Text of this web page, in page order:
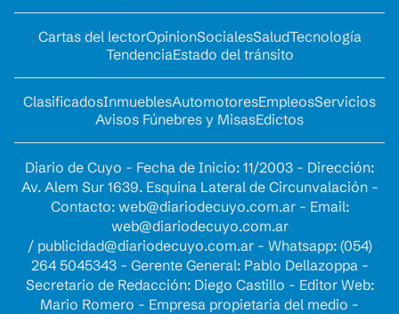
Cartas del lectorOpinionSocialesSaludTecnología
TendenciaEstado del tránsito
ClasificadosInmueblesAutomotoresEmpleosServicios
Avisos Fúnebres y MisasEdictos
Diario de Cuyo - Fecha de Inicio: 11/2003 - Dirección:
Av. Alem Sur 1639. Esquina Lateral de Circunvalación -
Contacto: web@diariodecuyo.com.ar- Email:
web@diariodecuyo.com.ar
/ publicidad@diariodecuyo.com.ar- Whatsapp: (054)
264 5045343 - Gerente General: Pablo Dellazoppa -
Secretario de Redacción: Diego Castillo - Editor Web:
Mario Romero - Empresa propietaria del medio -